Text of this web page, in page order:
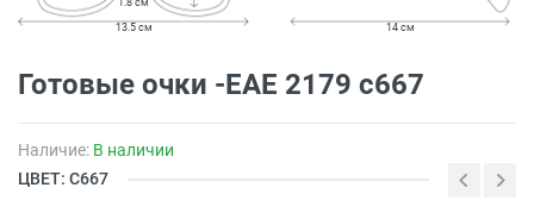
13.5 см 14 см
Готовые очки -EAE 2179 с667
Наличие: В наличии
ЦВЕТ: С667